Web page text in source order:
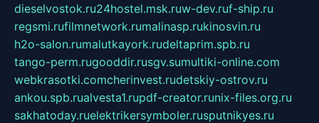
dieselvostok.ru24hostel.msk.ruw-dev.ruf-ship.ru
regsmi.rufilmnetwork.rumalinasp.rukinosvin.ru
h2o-salon.rumalutkayork.rudeltaprim.spb.ru
tango-perm.rugooddir.rusgv.sumultiki-online.com
webkrasotki.comcherinvest.rudetskiy-ostrov.ru
ankou.spb.rualvesta1.rupdf-creator.runix-files.org.ru
sakhatoday.ruelektrikersymboler.rusputnikyes.ru